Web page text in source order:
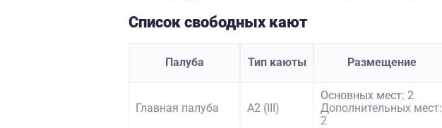
Список свободных кают
Палуба Тип каюты Размещение
Главная палуба А2 (III)
Основных мест: 2
Дополнительных мест:
2